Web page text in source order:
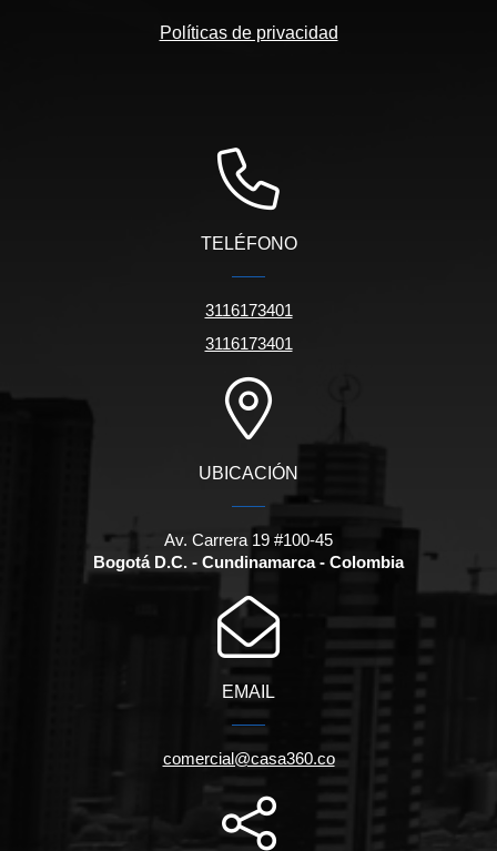
Políticas de privacidad
TELÉFONO
3116173401
3116173401
UBICACIÓN
Av. Carrera 19 #100-45
Bogotá D.C. - Cundinamarca - Colombia
EMAIL
comercial@casa360.co